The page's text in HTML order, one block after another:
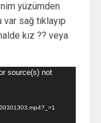
yüzümden
sağ tıklayıp
kız ?? veya
source(s) not